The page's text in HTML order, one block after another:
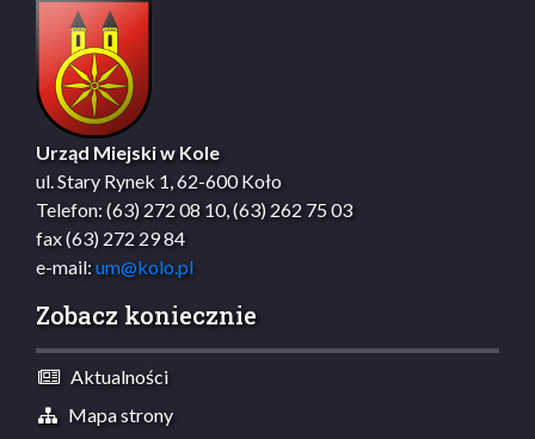
Urząd Miejski w Kole
ul. Stary Rynek 1, 62-600 Koło
Telefon: (63) 272 08 10, (63) 262 75 03
fax (63) 272 29 84
e-mail: um@kolo.pl
Zobacz koniecznie
Aktualności
Mapa strony